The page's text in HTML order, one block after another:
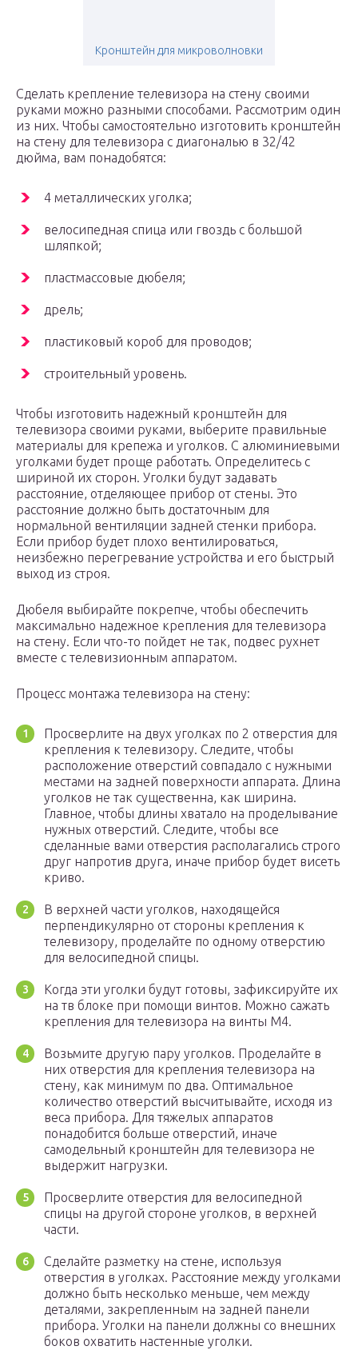
Кронштейн для микроволновки
Сделать крепление телевизора на стену своими
руками можно разными способами. Рассмотрим один
из них. Чтобы самостоятельно изготовить кронштейн
на стену для телевизора с диагональю в 32/42
дюйма, вам понадобятся:
4 металлических уголка;
велосипедная спица или гвоздь с большой
шляпкой;
пластмассовые дюбеля;
дрель;
пластиковый короб для проводов;
строительный уровень.
Чтобы изготовить надежный кронштейн для
телевизора своими руками, выберите правильные
материалы для крепежа и уголков. С алюминиевыми
уголками будет проще работать. Определитесь с
шириной их сторон. Уголки будут задавать
расстояние, отделяющее прибор от стены. Это
расстояние должно быть достаточным для
нормальной вентиляции задней стенки прибора.
Если прибор будет плохо вентилироваться,
неизбежно перегревание устройства и его быстрый
выход из строя.
Дюбеля выбирайте покрепче, чтобы обеспечить
максимально надежное крепления для телевизора
на стену. Если что-то пойдет не так, подвес рухнет
вместе с телевизионным аппаратом.
Процесс монтажа телевизора на стену:
Просверлите на двух уголках по 2 отверстия для
крепления к телевизору. Следите, чтобы
расположение отверстий совпадало с нужными
местами на задней поверхности аппарата. Длина
уголков не так существенна, как ширина.
Главное, чтобы длины хватало на проделывание
нужных отверстий. Следите, чтобы все
сделанные вами отверстия располагались строго
друг напротив друга, иначе прибор будет висеть
криво.
В верхней части уголков, находящейся
перпендикулярно от стороны крепления к
телевизору, проделайте по одному отверстию
для велосипедной спицы.
Когда эти уголки будут готовы, зафиксируйте их
на тв блоке при помощи винтов. Можно сажать
крепления для телевизора на винты М4.
Возьмите другую пару уголков. Проделайте в
них отверстия для крепления телевизора на
стену, как минимум по два. Оптимальное
количество отверстий высчитывайте, исходя из
веса прибора. Для тяжелых аппаратов
понадобится больше отверстий, иначе
самодельный кронштейн для телевизора не
выдержит нагрузки.
Просверлите отверстия для велосипедной
спицы на другой стороне уголков, в верхней
части.
Сделайте разметку на стене, используя
отверстия в уголках. Расстояние между уголками
должно быть несколько меньше, чем между
деталями, закрепленным на задней панели
прибора. Уголки на панели должны со внешних
боков охватить настенные уголки.